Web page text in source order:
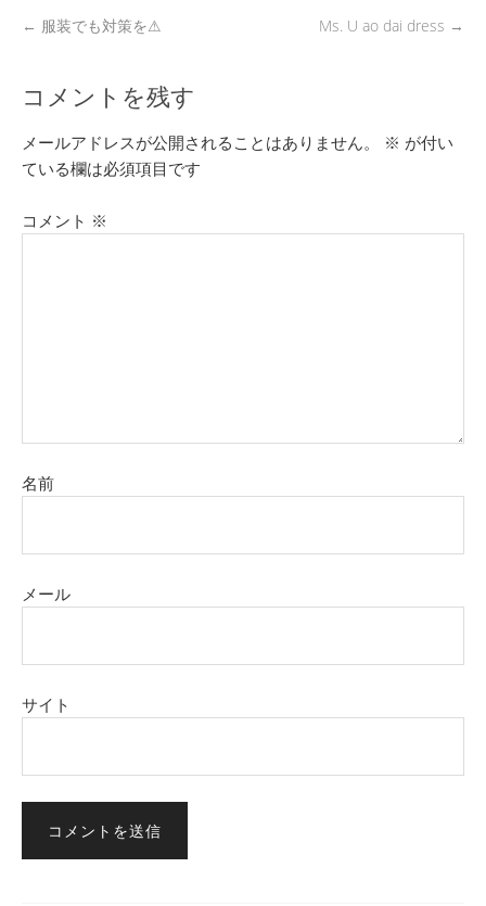
← 服装でも対策を⚠ Ms. U ao dai dress →
コメントを残す
メールアドレスが公開されることはありません。 ※ が付い
ている欄は必須項目です
コメント ※
名前
メール
サイト